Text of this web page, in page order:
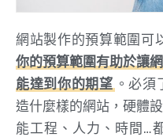
網站製作的預算範圍可
你的預算範圍有助於讓
能達到你的期望 。必
造什麼樣的網站，硬體
能工程、人力、時間…